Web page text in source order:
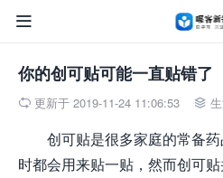

你的创可贴可能一直贴错了
 更新于 2019-11-24 11:06:53 
创可贴是很多家庭的常备
时都会用来贴一贴，然而创可